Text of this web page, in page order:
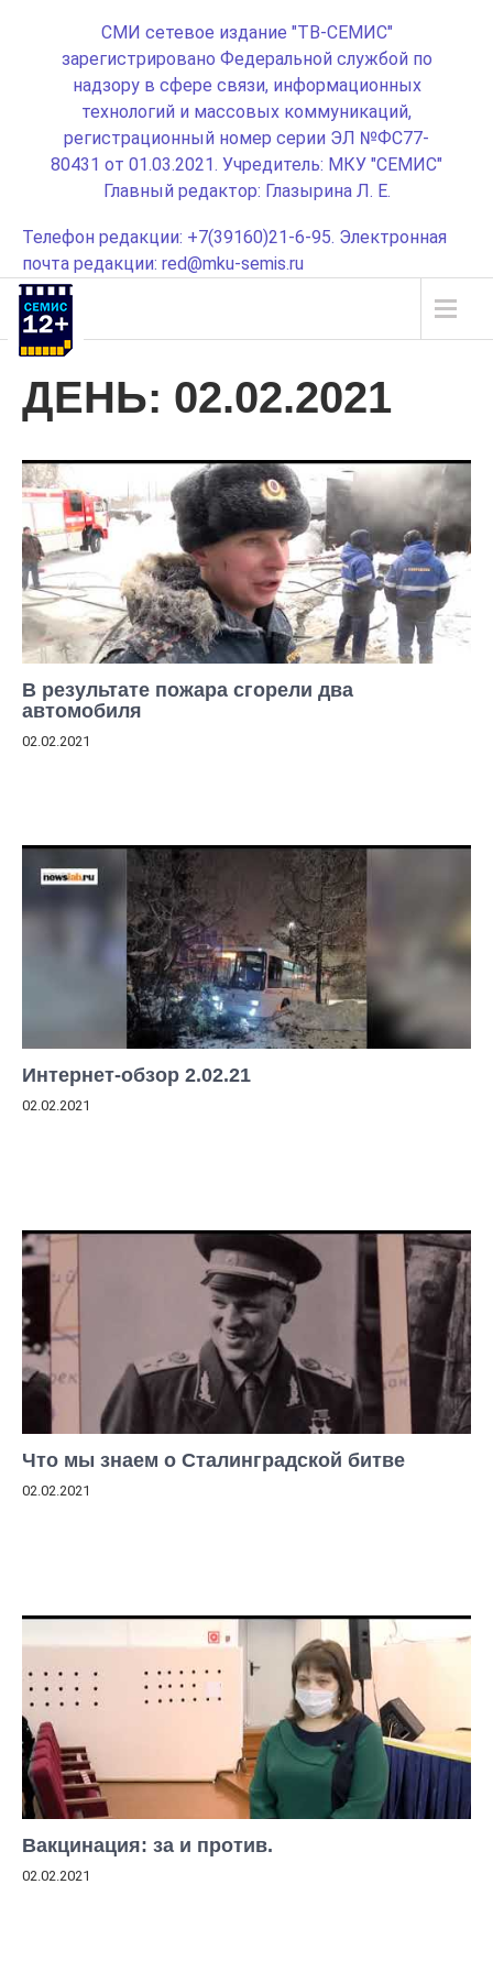
СМИ сетевое издание "ТВ-СЕМИС"
зарегистрировано Федеральной службой по
надзору в сфере связи, информационных
технологий и массовых коммуникаций,
регистрационный номер серии ЭЛ №ФС77-
80431 от 01.03.2021. Учредитель: МКУ "СЕМИС"
Главный редактор: Глазырина Л. Е.
Телефон редакции: +7(39160)21-6-95. Электронная
почта редакции: red@mku-semis.ru
ДЕНЬ: 02.02.2021
В результате пожара сгорели два
автомобиля
02.02.2021
Интернет-обзор 2.02.21
02.02.2021
Что мы знаем о Сталинградской битве
02.02.2021
Вакцинация: за и против.
02.02.2021